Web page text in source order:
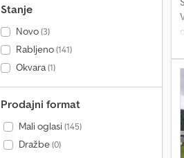
Stanje
Novo(3)
Rabljeno(141)
Okvara(1)
Prodajni format
Mali oglasi(145)
Dražbe(0)